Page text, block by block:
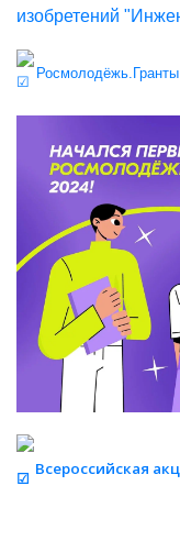
изобретений
Росмолодёжь.Гранты
Всероссийская